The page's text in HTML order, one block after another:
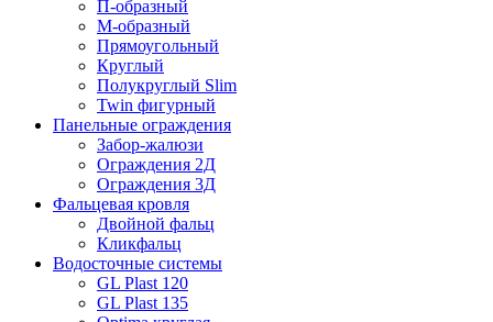
П-образный
М-образный
Прямоугольный
Круглый
Полукруглый Slim
Twin фигурный
Панельные ограждения
Забор-жалюзи
Ограждения 2Д
Ограждения 3Д
Фальцевая кровля
Двойной фальц
Кликфальц
Водосточные системы
GL Plast 120
GL Plast 135